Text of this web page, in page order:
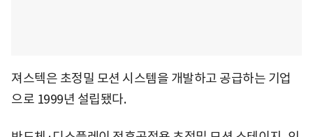
져스텍은 초정밀 모션 시스템을 개발하고 공급하는 기업
으로 1999년 설립됐다.